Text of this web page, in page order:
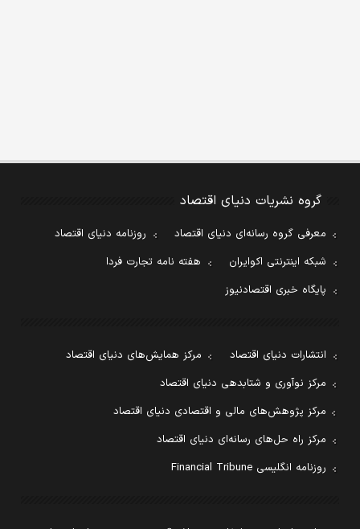
گروه نشریات دنیای اقتصاد
معرفی گروه رسانه‌ای دنیای اقتصاد
روزنامه دنیای اقتصاد
شبکه اینترنتی اکوایران
هفته نامه تجارت فردا
پایگاه خبری اقتصادنیوز
انتشارات دنیای اقتصاد
مرکز همایش‌های دنیای اقتصاد
مرکز نوآوری و شتابدهی دنیای اقتصاد
مرکز پژوهش‌های مالی و اقتصادی دنیای اقتصاد
مرکز راه حل‌های رسانه‌ای دنیای اقتصاد
روزنامه انگلیسی Financial Tribune